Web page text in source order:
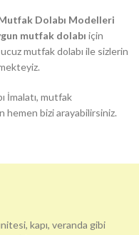
Dolabı Modelleri
mutfak dolabı için
ucuz mutfak dolabı ile sizlerin
İmalatı, mutfak
bizi arayabilirsiniz.
kapı, veranda gibi